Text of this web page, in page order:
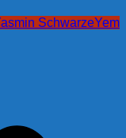
SchwarzeYem